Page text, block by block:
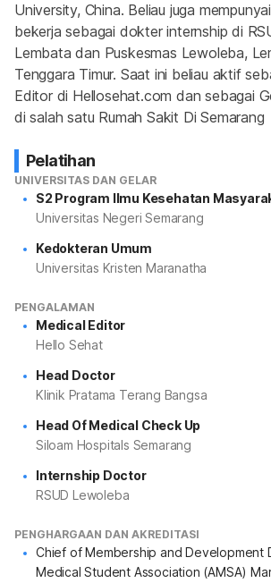
University, China. Beliau juga
bekerja sebagai dokter internship di
Lembata dan Puskesmas Lewoleba,
Tenggara Timur. Saat ini beliau aktif
Editor di Hellosehat.com dan sebagai
di salah satu Rumah Sakit Di Semarang
Pelatihan
UNIVERSITAS DAN GELAR
S2 Program Ilmu Kesehatan
Universitas Negeri Semarang
Kedokteran Umum
Universitas Kristen Maranatha
PENGALAMAN
Medical Editor
Hello Sehat
Head Doctor
Klinik Pratama Terang Bangsa
Head Of Medical Check Up
Siloam Hospitals Semarang
Internship Doctor
RSUD Lewoleba
PENGHARGAAN DAN AKREDITASI
Chief of Membership and Development
Medical Student Association (AMSA)